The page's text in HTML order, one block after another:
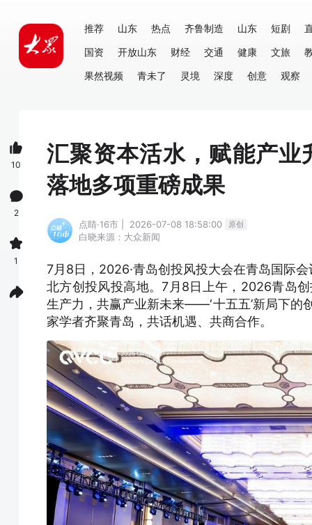
推荐 山东 热点 齐鲁制造 山东 短剧
国资
开放山东 财经 交通 健康 文旅
果然视频
青未了 灵境 深度 创意 观察
汇聚资本活水，赋能产
落地多项重磅成果
点睛·16市 | 2026-07-08 18:58:00 原创
白晓来源：大众新闻
7月8日，2026·青岛创投风投大会在青岛国际
北方创投风投高地。7月8日上午，2026青岛
生产力，共赢产业新未来——‘十五五’新局下的
家学者齐聚青岛，共话机遇、共商合作。
10
2
1